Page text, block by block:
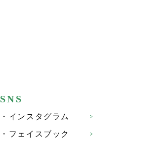
SNS
インスタグラム
フェイスブック